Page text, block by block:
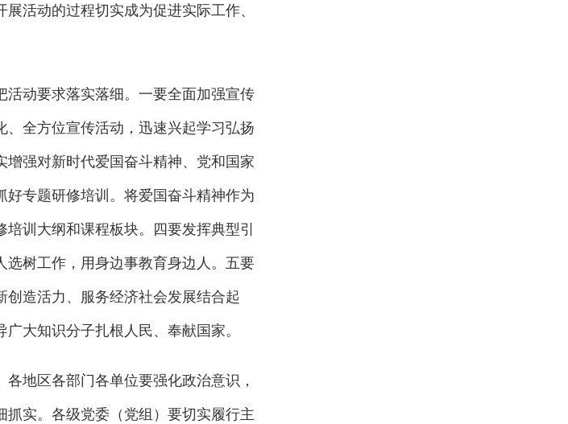
活动的过程切实成为促进实际工作、
动要求落实落细。一要全面加强宣传
全方位宣传活动，迅速兴起学习弘扬
强对新时代爱国奋斗精神、党和国家
专题研修培训。将爱国奋斗精神作为
训大纲和课程板块。四要发挥典型引
树工作，用身边事教育身边人。五要
造活力、服务经济社会发展结合起
大知识分子扎根人民、奉献国家。
地区各部门各单位要强化政治意识，
实。各级党委（党组）要切实履行主